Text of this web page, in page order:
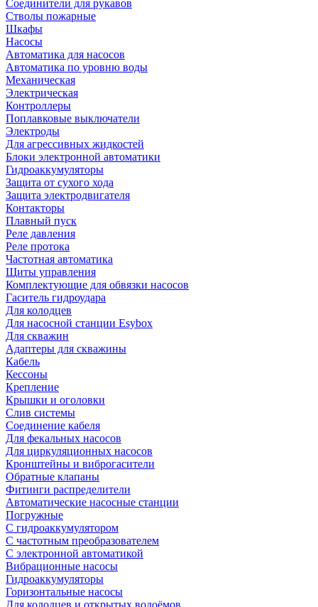
Соединители для рукавов
Стволы пожарные
Шкафы
Насосы
Автоматика для насосов
Автоматика по уровню воды
Механическая
Электрическая
Контроллеры
Поплавковые выключатели
Электроды
Для агрессивных жидкостей
Блоки электронной автоматики
Гидроаккумуляторы
Защита от сухого хода
Защита электродвигателя
Контакторы
Плавный пуск
Реле давления
Реле протока
Частотная автоматика
Щиты управления
Комплектующие для обвязки насосов
Гаситель гидроудара
Для колодцев
Для насосной станции Esybox
Для скважин
Адаптеры для скважины
Кабель
Кессоны
Крепление
Крышки и оголовки
Слив системы
Соединение кабеля
Для фекальных насосов
Для циркуляционных насосов
Кронштейны и виброгасители
Обратные клапаны
Фитинги распределители
Автоматические насосные станции
Погружные
С гидроаккумулятором
С частотным преобразователем
С электронной автоматикой
Вибрационные насосы
Гидроаккумуляторы
Горизонтальные насосы
Для колодцев и открытых водоёмов